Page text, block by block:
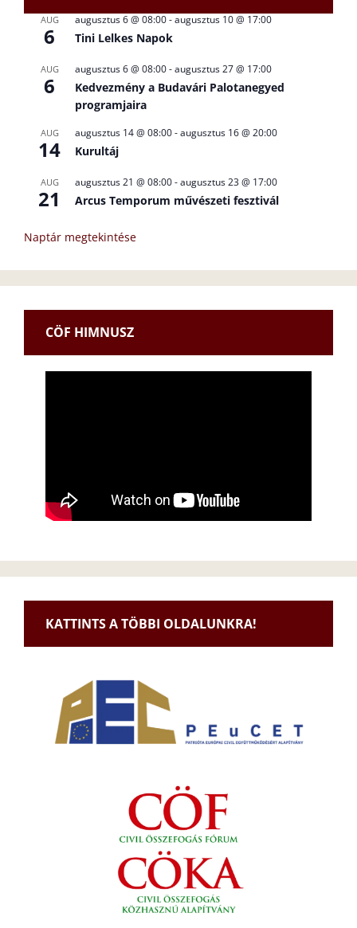
AUG
6
augusztus 6 @ 08:00-augusztus 10 @ 17:00
Tini Lelkes Napok
AUG
6
augusztus 6 @ 08:00-augusztus 27 @ 17:00
Kedvezmény a Budavári Palotanegyed
programjaira
AUG
14
augusztus 14 @ 08:00-augusztus 16 @ 20:00
Kurultáj
AUG
21
augusztus 21 @ 08:00-augusztus 23 @ 17:00
Arcus Temporum művészeti fesztivál
Naptár megtekintése
CÖF HIMNUSZ
KATTINTS A TÖBBI OLDALUNKRA!